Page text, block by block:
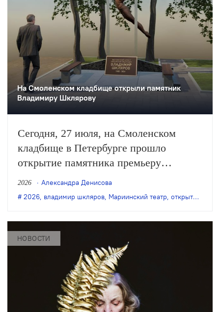
На Смоленском кладбище открыли памятник
Владимиру Шклярову
Сегодня, 27 июля, на Смоленском
кладбище в Петербурге прошло
открытие памятника премьеру
Мариинского театра Владимиру
Шклярову. Артист балета трагически
2026
Александра Денисова
2026, владимир шкляров, Мариинский театр, открытие памятника
НОВОСТИ